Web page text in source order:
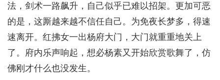
法，剑术一路飙升，自己似乎已难以招架。更加可恶
的是，这厮越来越不信任自己。为免夜长梦多，得速
速离开。红拂女一出杨府大门，大门就重重地关上
了。府内乐声响起，想必杨素又开始欣赏歌舞了，仿
佛刚才什么也没发生。